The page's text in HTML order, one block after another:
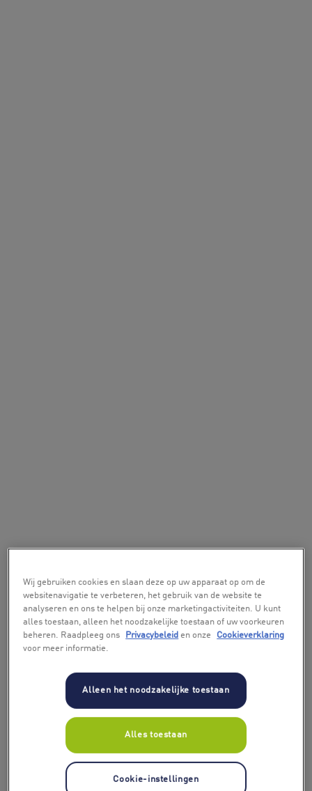
Wij gebruiken cookies en slaan deze op uw apparaat op om de
websitenavigatie te verbeteren, het gebruik van de website te
analyseren en ons te helpen bij onze marketingactiviteiten. U kunt
alles toestaan, alleen het noodzakelijke toestaan of uw voorkeuren
beheren. Raadpleeg ons
Privacybeleid en onze
Cookieverklaring
voor meer informatie.
Alleen het noodzakelijke toestaan
Alles toestaan
Cookie-instellingen